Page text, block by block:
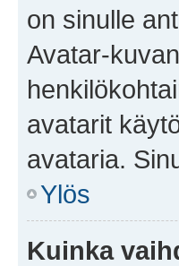
on sinulle
Avatar-
avatarit
avataria.
Ylös
Kuinka